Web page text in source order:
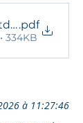
.pdf
334KB
à 11:27:46